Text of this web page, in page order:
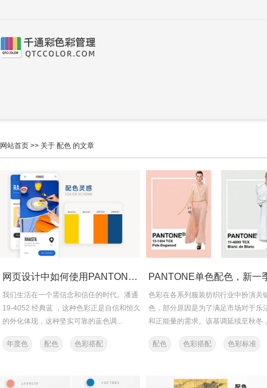
网站首页 >> 关于 配色 的文章
网页设计中如何使用PANTONE年度色经典蓝
我们生活在一个需信念和信任的时代。潘通
19-4052 经典蓝 ，这种色彩正是自信和恒久
的外化体现，这种坚实可靠的蓝色调...
年度色 配色
色彩搭配
色彩在各系列服装纺织行业中扮演关
色，部分原因是为了满足市场对于乐
和正能量的需求。该基调延续至秋冬
配色
色彩搭配
色彩标准